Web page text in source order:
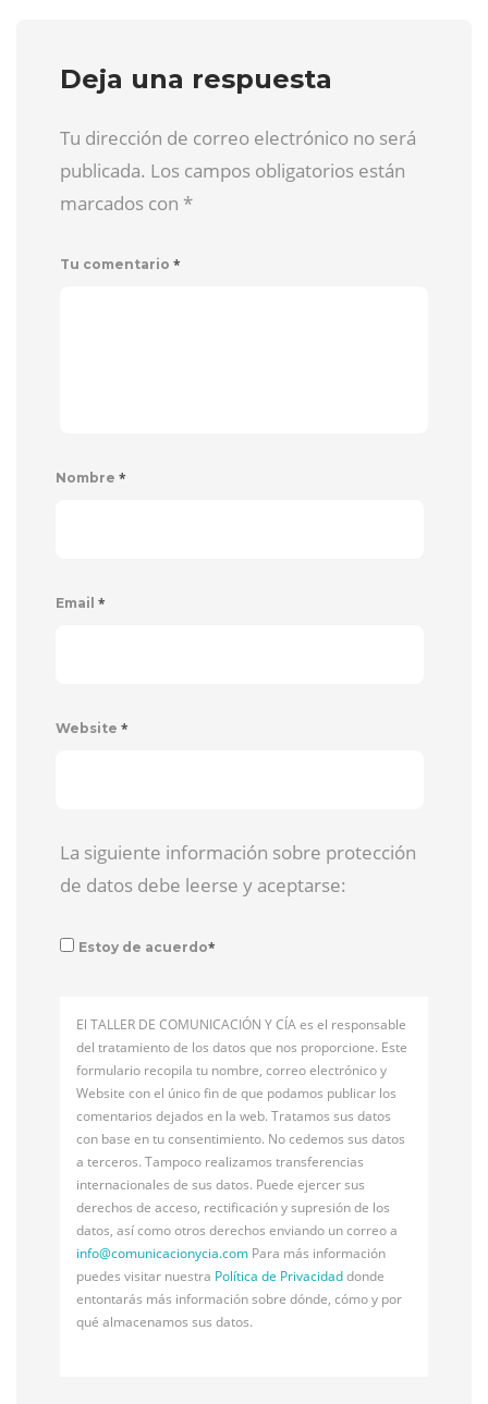
Deja una respuesta
Tu dirección de correo electrónico no será
publicada. Los campos obligatorios están
marcados con *
Tu comentario *
Nombre *
Email *
Website *
La siguiente información sobre protección
de datos debe leerse y aceptarse:
Estoy de acuerdo*
El TALLER DE COMUNICACIÓN Y CÍA es el responsable
del tratamiento de los datos que nos proporcione. Este
formulario recopila tu nombre, correo electrónico y
Website con el único fin de que podamos publicar los
comentarios dejados en la web. Tratamos sus datos
con base en tu consentimiento. No cedemos sus datos
a terceros. Tampoco realizamos transferencias
internacionales de sus datos. Puede ejercer sus
derechos de acceso, rectificación y supresión de los
datos, así como otros derechos enviando un correo a
info@comunicacionycia.com Para más información
puedes visitar nuestra Política de Privacidaddonde
entontarás más información sobre dónde, cómo y por
qué almacenamos sus datos.